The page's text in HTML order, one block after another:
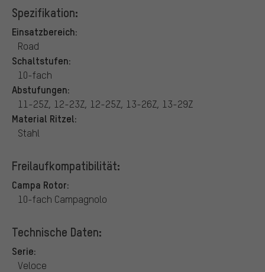
Spezifikation:
Einsatzbereich:
Road
Schaltstufen:
10-fach
Abstufungen:
11-25Z, 12-23Z, 12-25Z, 13-26Z, 13-29Z
Material Ritzel:
Stahl
Freilaufkompatibilität:
Campa Rotor:
10-fach Campagnolo
Technische Daten:
Serie:
Veloce